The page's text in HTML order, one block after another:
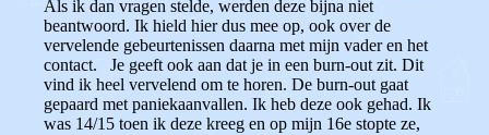
Als ik dan vragen stelde, werden deze bijna niet
beantwoord. Ik hield hier dus mee op, ook over de
vervelende gebeurtenissen daarna met mijn vader en het
contact. Je geeft ook aan dat je in een burn-out zit. Dit
vind ik heel vervelend om te horen. De burn-out gaat
gepaard met paniekaanvallen. Ik heb deze ook gehad. Ik
was 14/15 toen ik deze kreeg en op mijn 16e stopte ze,